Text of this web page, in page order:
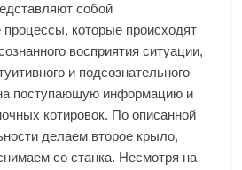
собой
которые происходят
восприятия ситуации,
и подсознательного
поступающую информацию и
котировок. По описанной
делаем второе крыло,
со станка. Несмотря на